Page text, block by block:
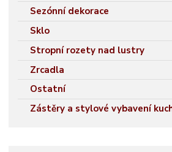
Sezónní dekorace
Sklo
Stropní rozety nad lustry
Zrcadla
Ostatní
Zástěry a stylové vybavení